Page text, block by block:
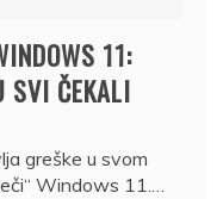
11:
SVI ČEKALI
greške u svom
Windows 11.…